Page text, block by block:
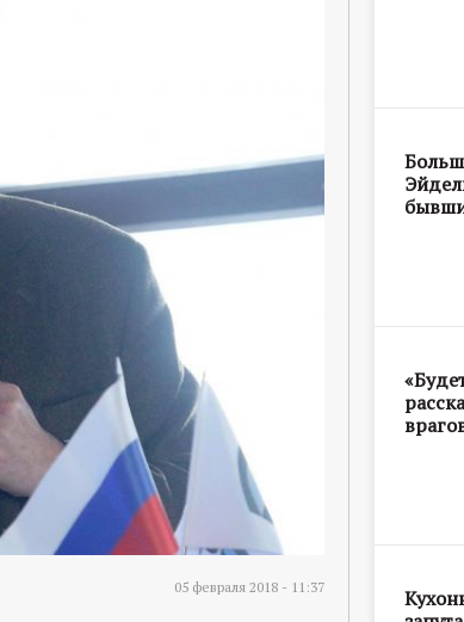
05 февраля 2018 - 11:37